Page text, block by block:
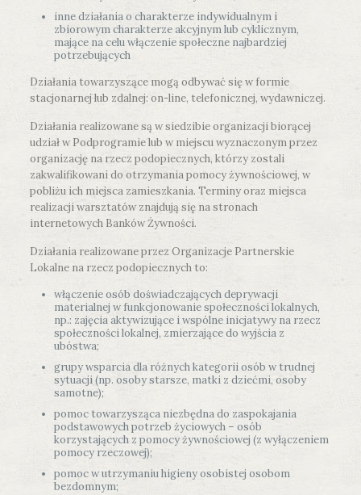
inne działania o charakterze indywidualnym i
zbiorowym charakterze akcyjnym lub cyklicznym,
mające na celu włączenie społeczne najbardziej
potrzebujących
Działania towarzyszące mogą odbywać się w formie
stacjonarnej lub zdalnej: on-line, telefonicznej, wydawniczej.
Działania realizowane są w siedzibie organizacji biorącej
udział w Podprogramie lub w miejscu wyznaczonym przez
organizację na rzecz podopiecznych, którzy zostali
zakwalifikowani do otrzymania pomocy żywnościowej, w
pobliżu ich miejsca zamieszkania. Terminy oraz miejsca
realizacji warsztatów znajdują się na stronach
internetowych Banków Żywności.
Działania realizowane przez Organizacje Partnerskie
Lokalne na rzecz podopiecznych to:
włączenie osób doświadczających deprywacji
materialnej w funkcjonowanie społeczności lokalnych,
np.: zajęcia aktywizujące i wspólne inicjatywy na rzecz
społeczności lokalnej, zmierzające do wyjścia z
ubóstwa;
grupy wsparcia dla różnych kategorii osób w trudnej
sytuacji (np. osoby starsze, matki z dziećmi, osoby
samotne);
pomoc towarzysząca niezbędna do zaspokajania
podstawowych potrzeb życiowych – osób
korzystających z pomocy żywnościowej (z wyłączeniem
pomocy rzeczowej);
pomoc w utrzymaniu higieny osobistej osobom
bezdomnym;